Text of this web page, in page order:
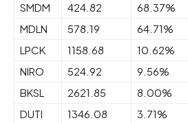
SMDM 424.82 68.37%
MDLN
578.19 64.71%
LPCK
1158.68 10.62%
NIRO
524.92 9.56%
BKSL
2621.85 8.00%
DUTI
1346.08 3.71%